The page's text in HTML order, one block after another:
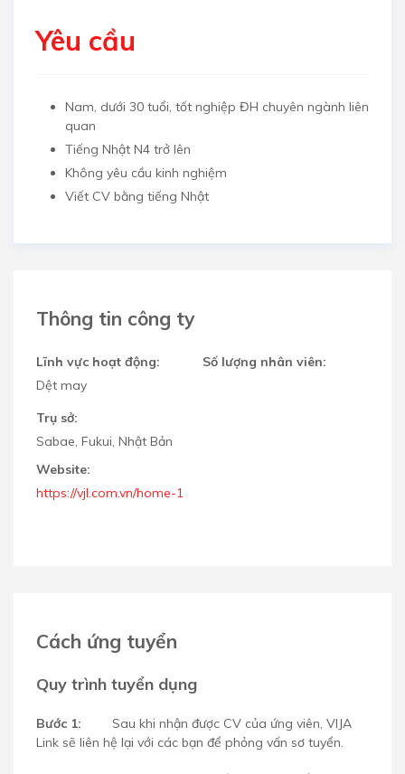
Yêu cầu
Nam, dưới 30 tuổi, tốt nghiệp ĐH chuyên ngành liên
quan
Tiếng Nhật N4 trở lên
Không yêu cầu kinh nghiệm
Viết CV bằng tiếng Nhật
Thông tin công ty
Lĩnh vực hoạt động:
Dệt may
Số lượng nhân viên:
Trụ sở:
Sabae, Fukui, Nhật Bản
Website:
https://vjl.com.vn/home-1
Cách ứng tuyển
Quy trình tuyển dụng
Bước 1:
Sau khi nhận được CV của ứng viên, VIJA
Link sẽ liên hệ lại với các bạn để phỏng vấn sơ tuyển.